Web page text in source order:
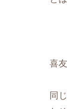
喜
同